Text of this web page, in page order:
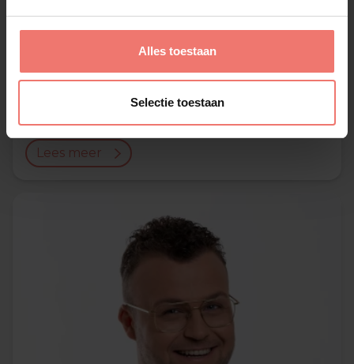
Alles toestaan
Selectie toestaan
Lees meer